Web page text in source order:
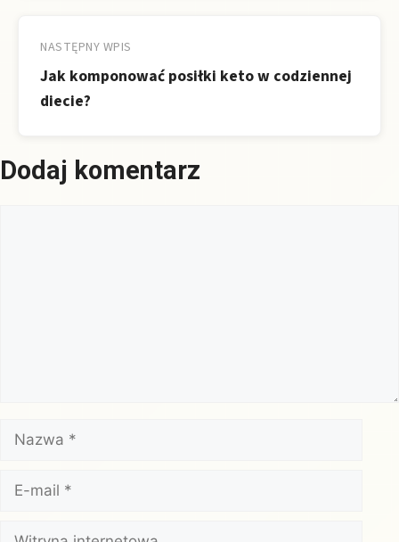
NASTĘPNY WPIS
Jak komponować posiłki keto w codziennej
diecie?
Dodaj komentarz
Nazwa
mail
Witryna